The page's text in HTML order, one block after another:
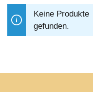
Keine Produkte
gefunden.